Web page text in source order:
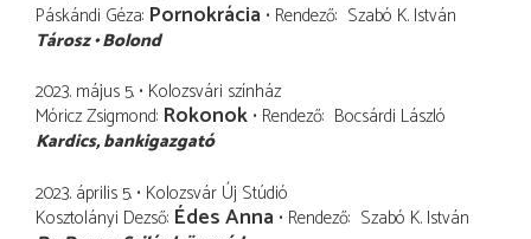
Páskándi Géza Pornokrácia Rendező Szabó K. István
Tárosz Bolond
2023. május 5. Kolozsvári színház
Móricz Zsigmond Rokonok Rendező Bocsárdi László
Kardics bankigazgató
2023. április 5. Kolozsvár Új Stúdió
Kosztolányi Dezső Édes Anna Rendező Szabó K. István